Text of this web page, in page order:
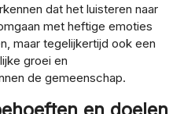
dat het luisteren naar
met heftige emoties
maar tegelijkertijd ook een
groei en
de gemeenschap.
en doelen